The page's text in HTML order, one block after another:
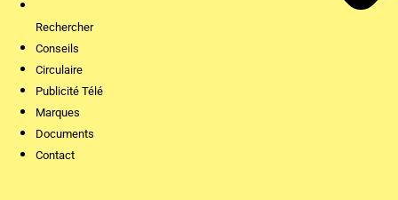
Rechercher
Conseils
Circulaire
Publicité Télé
Marques
Documents
Contact